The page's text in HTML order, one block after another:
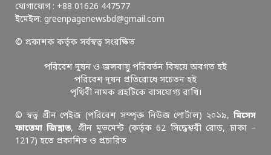
যোগাযোগ : +88 01626 447577
ইমেইল: greenpagenewsbd@gmail.com
© প্রকাশক কর্তৃক সর্বস্বত্ব সংরক্ষিত
পরিবেশ দূষন ও জলবায়ু পরিবর্তন বিষয়ে অবগত হই
পরিবেশ দূষন প্রতিরোধে সচেতন হই
পৃথিবী নামক গ্রহটিকে বাসযোগ্য রাখি।
© স্বত্ব গ্রীন পেইজ (পরিবেশ সম্পৃক্ত নিউজ পোর্টাল) ২০১৯, মিসেস
ফাতেমা জিন্নাত, গ্রীন মুভমেন্ট (কর্তৃক 62 সিদ্ধেশ্বরী রোড, ঢাকা –
1217) হতে প্রকাশিত ও প্রচারিত